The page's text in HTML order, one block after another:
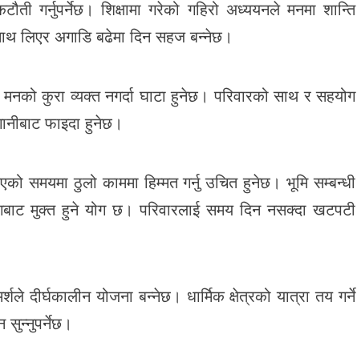
गर्नुपर्नेछ। शिक्षामा गरेको गहिरो अध्ययनले मनमा शान्ति
लिएर अगाडि बढेमा दिन सहज बन्नेछ।
कुरा व्यक्त नगर्दा घाटा हुनेछ। परिवारको साथ र सहयोग
फाइदा हुनेछ।
समयमा ठुलो काममा हिम्मत गर्नु उचित हुनेछ। भूमि सम्बन्धी
मुक्त हुने योग छ। परिवारलाई समय दिन नसक्दा खटपटी
दीर्घकालीन योजना बन्नेछ। धार्मिक क्षेत्रको यात्रा तय गर्ने
सुन्नुपर्नेछ।